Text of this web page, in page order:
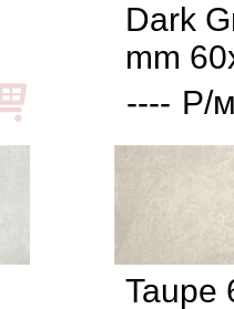
Dark
mm
---- Р/
Taupe